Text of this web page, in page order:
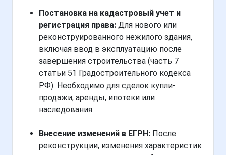
Постановка на кадастровый учет и
регистрация права: Для нового или
реконструированного нежилого здания,
включая ввод в эксплуатацию после
завершения строительства (часть 7
статьи 51 Градостроительного кодекса
РФ). Необходимо для сделок купли-
продажи, аренды, ипотеки или
наследования.
Внесение изменений в ЕГРН: После
реконструкции, изменения характеристик